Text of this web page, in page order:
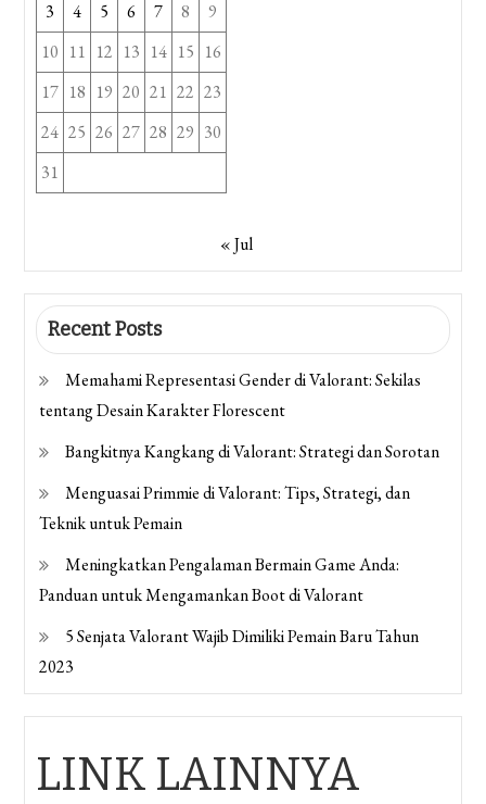
3
4 5 6 7 8
9
10 11 12 13 14 15 16
17 18 19 20 21 22 23
24 25 26 27 28 29 30
31
« Jul
Recent Posts
Memahami Representasi Gender di Valorant: Sekilas
tentang Desain Karakter Florescent
Bangkitnya Kangkang di Valorant: Strategi dan Sorotan
Menguasai Primmie di Valorant: Tips, Strategi, dan
Teknik untuk Pemain
Meningkatkan Pengalaman Bermain Game Anda:
Panduan untuk Mengamankan Boot di Valorant
5 Senjata Valorant Wajib Dimiliki Pemain Baru Tahun
2023
LINK LAINNYA